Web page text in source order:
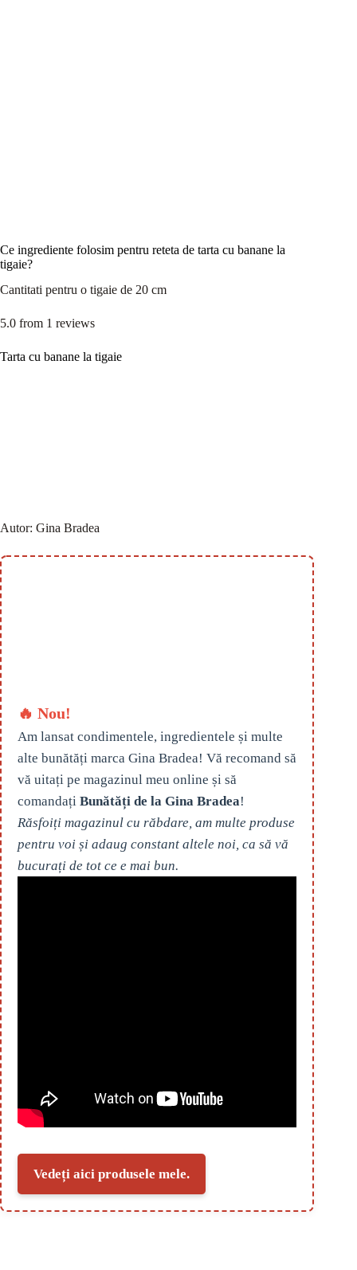
Ce ingrediente folosim pentru reteta de tarta cu banane la
tigaie?
Cantitati pentru o tigaie de 20 cm
5.0 from 1 reviews
Tarta cu banane la tigaie
Autor: Gina Bradea
🔥 Nou!
Am lansat condimentele, ingredientele și multe
alte bunătăți marca Gina Bradea! Vă recomand să
vă uitați pe magazinul meu online și să
comandați Bunătăți de la Gina Bradea!
Răsfoiți magazinul cu răbdare, am multe produse
pentru voi și adaug constant altele noi, ca să vă
bucurați de tot ce e mai bun.
Vedeți aici produsele mele.